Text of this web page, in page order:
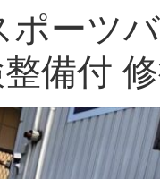
ーツ
備付